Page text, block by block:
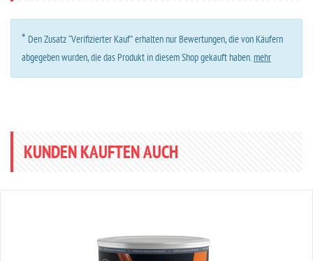
* Den Zusatz “Verifizierter Kauf” erhalten nur Bewertungen, die von Käufern
abgegeben wurden, die das Produkt in diesem Shop gekauft haben.mehr
KUNDEN KAUFTEN AUCH